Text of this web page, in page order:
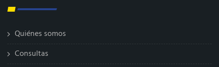
Quiénes somos
Consultas